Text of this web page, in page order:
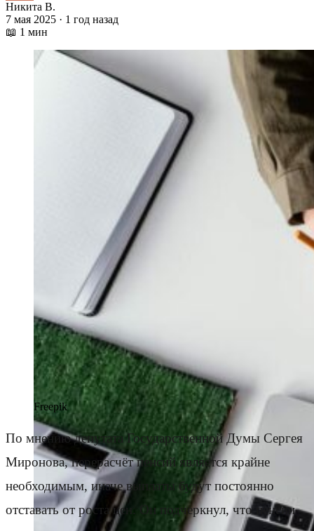
Никита В.
7 мая 2025 · 1 год назад
📖 1 мин
Freepik
По мнению депутата Государственной Думы Сергея
Миронова, перерасчёт пенсий является крайне
необходимым, иначе выплаты будут постоянно
отставать от роста цен. Он подчеркнул, что пенсии